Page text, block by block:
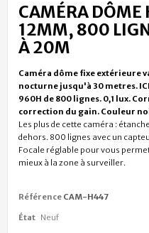
CAMÉRA DÔME
12MM, 800
À 20M
Caméra dôme fixe extérieure
nocturne jusqu'à 30 metres.
960H de 800 lignes. 0,1 lux.
correction du gain. Couleur
Les plus de cette caméra :
dehors. 800 lignes avec un
Focale réglable pour vous
mieux à la zone à surveiller.
Référence CAM-H447
État Neuf